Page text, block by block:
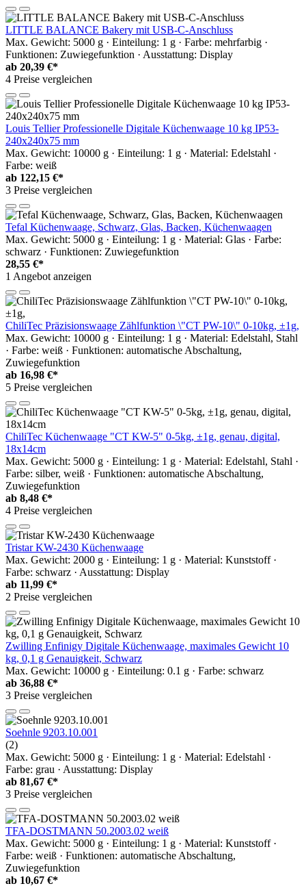
LITTLE BALANCE Bakery mit USB-C-Anschluss
Max. Gewicht: 5000 g · Einteilung: 1 g · Farbe: mehrfarbig ·
Funktionen: Zuwiegefunktion · Ausstattung: Display
ab 20,39 €*
4 Preise vergleichen
Louis Tellier Professionelle Digitale Küchenwaage 10 kg IP53-
240x240x75 mm
Max. Gewicht: 10000 g · Einteilung: 1 g · Material: Edelstahl ·
Farbe: weiß
ab 122,15 €*
3 Preise vergleichen
Tefal Küchenwaage, Schwarz, Glas, Backen, Küchenwaagen
Max. Gewicht: 5000 g · Einteilung: 1 g · Material: Glas · Farbe:
schwarz · Funktionen: Zuwiegefunktion
28,55 €*
1 Angebot anzeigen
ChiliTec Präzisionswaage Zählfunktion \"CT PW-10\" 0-10kg, ±1g,
Max. Gewicht: 10000 g · Einteilung: 1 g · Material: Edelstahl, Stahl
· Farbe: weiß · Funktionen: automatische Abschaltung,
Zuwiegefunktion
ab 16,98 €*
5 Preise vergleichen
ChiliTec Küchenwaage "CT KW-5" 0-5kg, ±1g, genau, digital,
18x14cm
Max. Gewicht: 5000 g · Einteilung: 1 g · Material: Edelstahl, Stahl ·
Farbe: silber, weiß · Funktionen: automatische Abschaltung,
Zuwiegefunktion
ab 8,48 €*
4 Preise vergleichen
Tristar KW-2430 Küchenwaage
Max. Gewicht: 2000 g · Einteilung: 1 g · Material: Kunststoff ·
Farbe: schwarz · Ausstattung: Display
ab 11,99 €*
2 Preise vergleichen
Zwilling Enfinigy Digitale Küchenwaage, maximales Gewicht 10
kg, 0,1 g Genauigkeit, Schwarz
Max. Gewicht: 10000 g · Einteilung: 0.1 g · Farbe: schwarz
ab 36,88 €*
3 Preise vergleichen
Soehnle 9203.10.001
(2)
Max. Gewicht: 5000 g · Einteilung: 1 g · Material: Edelstahl ·
Farbe: grau · Ausstattung: Display
ab 81,67 €*
3 Preise vergleichen
TFA-DOSTMANN 50.2003.02 weiß
Max. Gewicht: 5000 g · Einteilung: 1 g · Material: Kunststoff ·
Farbe: weiß · Funktionen: automatische Abschaltung,
Zuwiegefunktion
ab 10,67 €*